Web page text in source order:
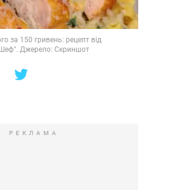
за 150 гривень: рецепт від
Джерело: Скриншот
РЕКЛАМА